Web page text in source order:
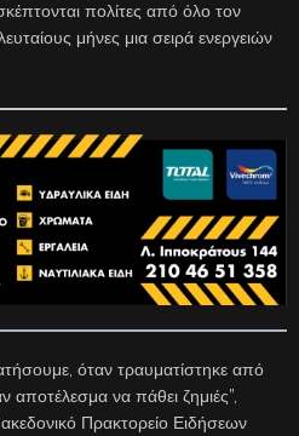
πολίτες από όλο τον
μήνες μια σειρά ενεργειών
όταν τραυματίστηκε από
αποτέλεσμα να πάθει ζημιές”,
Πρακτορείο Ειδήσεων